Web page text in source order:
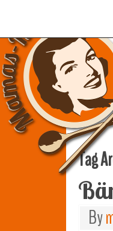
Tag
By